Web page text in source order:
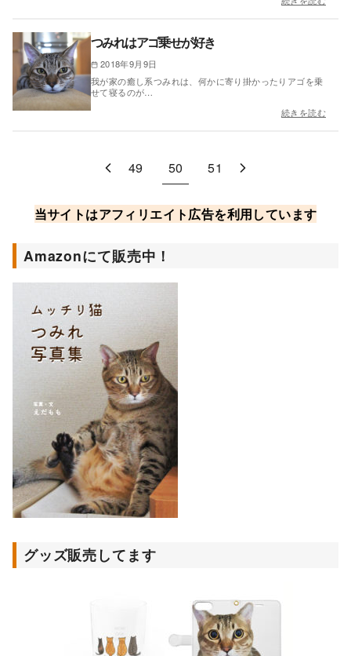
つみれはアゴ乗せが好き
2018年9月9日
我が家の癒し系つみれは、何かに寄り掛かったりアゴを乗
せて寝るのが…
続きを読む
49 50 51
当サイトはアフィリエイト広告を利用しています
Amazonにて販売中！
グッズ販売してます